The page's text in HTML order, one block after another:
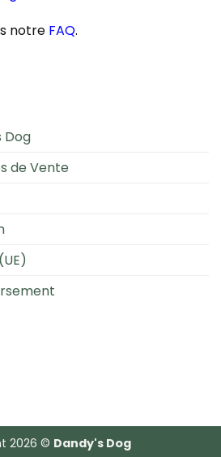
notre FAQ.
Dog
de Vente
2026 © Dandy's Dog